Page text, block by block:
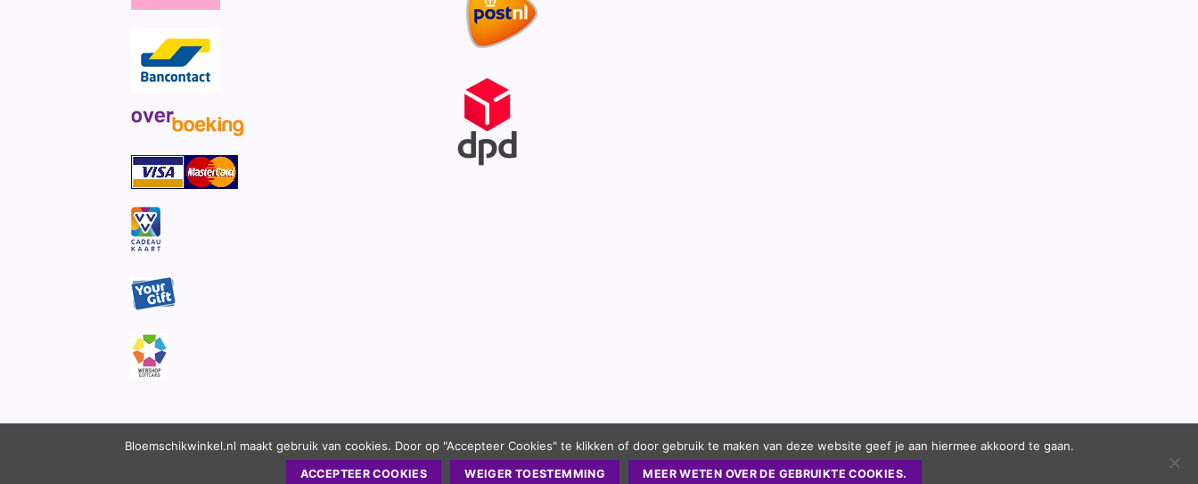
Bloemschikwinkel
Bloemschikwinkel.nl maakt gebruik van cookies. Door op "Accepteer Cookies" te klikken of door gebruik te maken van deze website geef je aan hiermee akkoord te gaan.
ACCEPTEER COOKIES WEIGER TOESTEMMING MEER WETEN OVER DE GEBRUIKTE COOKIES.